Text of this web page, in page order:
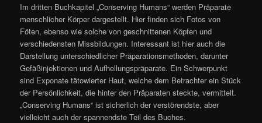
Im dritten Buchkapitel „Conserving Humans“ werden Präparate
menschlicher Körper dargestellt. Hier finden sich Fotos von
Föten, ebenso wie solche von geschnittenen Köpfen und
verschiedensten Missbildungen. Interessant ist hier auch die
Darstellung unterschiedlicher Präparationsmethoden, darunter
Gefäßinjektionen und Aufhellungspräparate. Ein Schwerpunkt
sind Exponate tätowierter Haut, welche dem Betrachter ein Stück
der Persönlichkeit, die hinter den Präparaten steckte, vermittelt.
„Conserving Humans“ ist sicherlich der verstörendste, aber
vielleicht auch der spannendste Teil des Buches.